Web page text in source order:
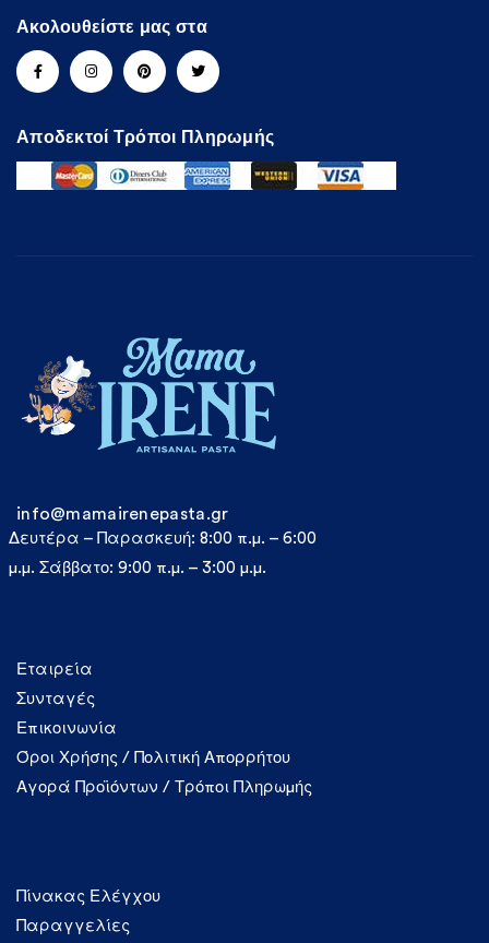
Ακολουθείστε μας στα
Αποδεκτοί Τρόποι Πληρωμής
Εταιρεία
Συνταγές
Επικοινωνία
Όροι Χρήσης / Πολιτική Απορρήτου
Αγορά Προϊόντων / Τρόποι Πληρωμής
Πίνακας Ελέγχου
Παραγγελίες
info@mamairenepasta.gr
Δευτέρα – Παρασκευή: 8:00 π.μ. – 6:00
μ.μ. Σάββατο: 9:00 π.μ. – 3:00 μ.μ.